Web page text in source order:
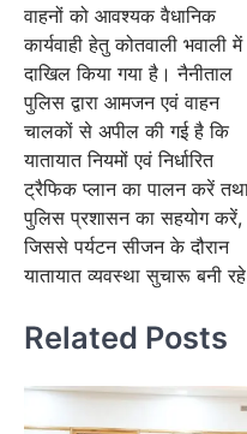
वाहनों को आवश्यक वैधानिक
कार्यवाही हेतु कोतवाली भवाली में
दाखिल किया गया है। नैनीताल
पुलिस द्वारा आमजन एवं वाहन
चालकों से अपील की गई है कि
यातायात नियमों एवं निर्धारित
ट्रैफिक प्लान का पालन करें
पुलिस प्रशासन का सहयोग करें,
जिससे पर्यटन सीजन के दौरान
यातायात व्यवस्था सुचारू बनी
Related Posts